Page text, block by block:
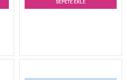
SEPETE EKLE